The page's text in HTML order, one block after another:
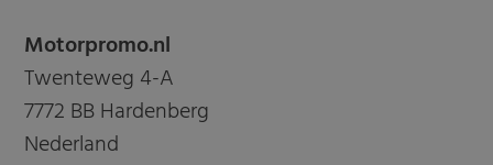
Motorpromo.nl
Twenteweg 4-A
7772 BB Hardenberg
Nederland